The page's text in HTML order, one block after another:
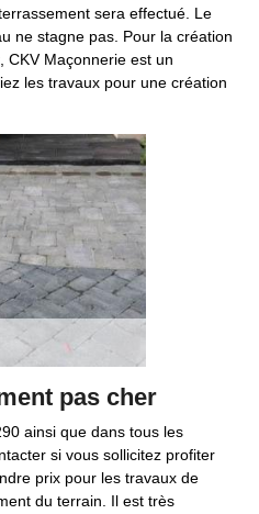
sera effectué. Le
ne stagne pas. Pour la création
CKV Maçonnerie est un
les travaux pour une création
pas cher
ainsi que dans tous les
si vous sollicitez profiter
prix pour les travaux de
du terrain. Il est très